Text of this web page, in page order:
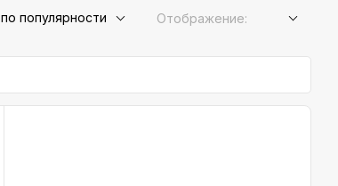
по популярности Отображение: